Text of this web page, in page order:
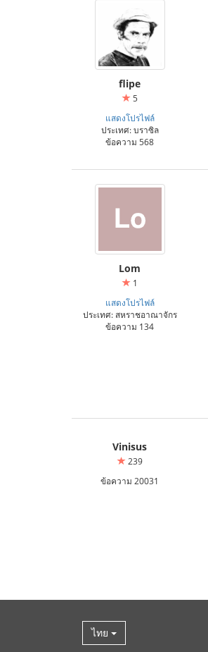
flipe
5
แสดงโปรไฟล์
ประเทศ: บราซิล
ข้อความ 568
Lom
1
แสดงโปรไฟล์
ประเทศ: สหราชอาณาจักร
ข้อความ 134
Vinisus
239
ข้อความ 20031
ไทย